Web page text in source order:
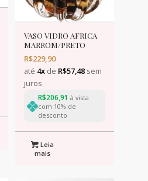
VASO VIDRO AFRICA
MARROM/PRETO
13x17cm
R$229,90
até 4xde R$57,48sem
juros
R$206,91 à vista
com 10% de
desconto
Leia
mais